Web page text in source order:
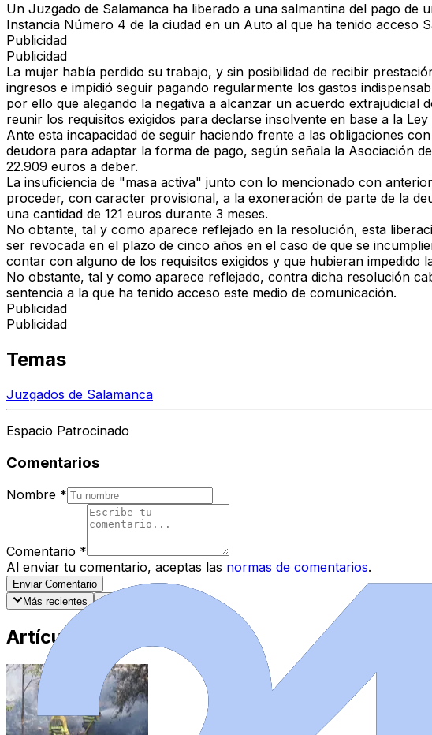
Un Juzgado de Salamanca ha liberado a una salmantina del pago
Instancia Número 4 de la ciudad en un Auto al que ha tenido acceso
Publicidad
Publicidad
La mujer había perdido su trabajo, y sin posibilidad de recibir
ingresos e impidió seguir pagando regularmente los gastos
por ello que alegando la negativa a alcanzar un acuerdo extrajudicial
reunir los requisitos exigidos para declarse insolvente en base a la
Ante esta incapacidad de seguir haciendo frente a las obligaciones
deudora para adaptar la forma de pago, según señala la Asociación
22.909 euros a deber.
La insuficiencia de "masa activa" junto con lo mencionado con
proceder, con caracter provisional, a la exoneración de parte de la
una cantidad de 121 euros durante 3 meses.
No obtante, tal y como aparece reflejado en la resolución, esta
ser revocada en el plazo de cinco años en el caso de que se
contar con alguno de los requisitos exigidos y que hubieran impedido
No obstante, tal y como aparece reflejado, contra dicha resolución
sentencia a la que ha tenido acceso este medio de comunicación.
Publicidad
Publicidad
Temas
Juzgados de Salamanca
Espacio Patrocinado
Comentarios
Nombre *
Comentario *
Al enviar tu comentario, aceptas las normas de comentarios.
Enviar Comentario
Más recientes
Artículos Destacados